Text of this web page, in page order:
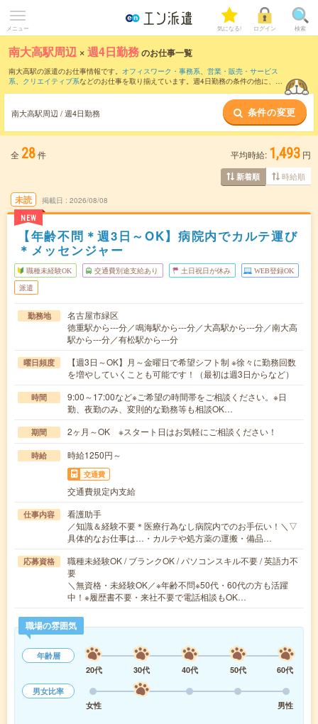
メニュー 気になる! ログイン 検索
南大高駅周辺 ×週4日勤務のお仕事一覧
南大高駅の派遣のお仕事情報です。 オフィスワーク・事務系、 営業・販売・サービス
系、 クリエイティブ系などのお仕事を取り揃えています。週4日勤務の条件の他に、 交
南大高駅周辺 / 週4日勤務 条件の変更
全 28件 平均時給: 1,493 円
新着順 時給順
未読
NEW
掲載日 2026/08/08
【年齢不問＊週3日～OK】病院内でカルテ運び
＊メッセンジャー
職種未経験OK 交通費別途支給あり 土日祝日が休み WEB登録OK
派遣
勤務地
名古屋市緑区
徳重駅から---分／鳴海駅から---分／大高駅から---分／南大高
駅から---分／有松駅から---分
曜日頻度
【週3日～OK】月～金曜日で希望シフト制 ※徐々に勤務回数
を増やしていくことも可能です！（最初は週3日からなど）
時間
9:00～17:00など※ご希望の時間帯をご相談ください。※日
勤、夜勤のみ、変則的な勤務等も相談OK…
期間 2ヶ月～OK ※スタート日はお気軽にご相談ください！
時給 時給1250円～
交通費
交通費規定内支給
仕事内容
看護助手
／知識＆経験不要＊医療行為なし病院内でのお手伝い！＼▽
具体的なお仕事は…・カルテや処方薬の運搬・備品…
応募資格
職種未経験OK / ブランクOK / パソコンスキル不要 / 英語力不
要
＼無資格・未経験OK／※年齢不問※50代・60代の方も活躍
中！※履歴書不要・来社不要で電話相談もOK…
職場の雰囲気
年齢層
20代
30代 40代 50代
60代
男女比率
女性
男性